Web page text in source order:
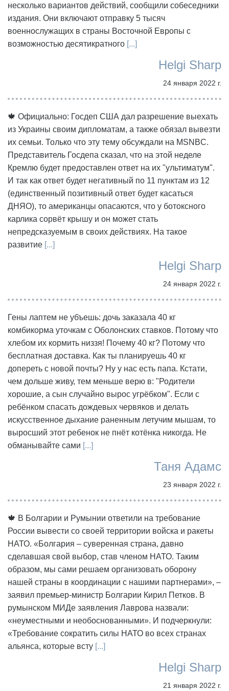
несколько вариантов действий, сообщили собеседники
издания. Они включают отправку 5 тысяч
военнослужащих в страны Восточной Европы с
возможностью десятикратного [...]
Helgi Sharp
24 января 2022 г.
🍁 Официально: Госдеп США дал разрешение выехать
из Украины своим дипломатам, а также обязал вывезти
их семьи. Только что эту тему обсуждали на MSNBC.
Представитель Госдепа сказал, что на этой неделе
Кремлю будет предоставлен ответ на их "ультиматум".
И так как ответ будет негативный по 11 пунктам из 12
(единственный позитивный ответ будет касаться
ДНЯО), то американцы опасаются, что у ботоксного
карлика сорвёт крышу и он может стать
непредсказуемым в своих действиях. На такое
развитие [...]
Helgi Sharp
24 января 2022 г.
Гены лаптем не убъешь: дочь заказала 40 кг
комбикорма уточкам с Оболонских ставков. Потому что
хлебом их кормить низзя! Почему 40 кг? Потому что
бесплатная доставка. Как ты планируешь 40 кг
допереть с новой почты? Ну у нас есть папа. Кстати,
чем дольше живу, тем меньше верю в: "Родители
хорошие, а сын случайно вырос угрёбком". Если с
ребёнком спасать дождевых червяков и делать
искусственное дыхание раненным летучим мышам, то
выросший этот ребенок не пнёт котёнка никогда. Не
обманывайте сами [...]
Таня Адамс
23 января 2022 г.
🍁 В Болгарии и Румынии ответили на требование
России вывести со своей территории войска и ракеты
НАТО. «Болгария – суверенная страна, давно
сделавшая свой выбор, став членом НАТО. Таким
образом, мы сами решаем организовать оборону
нашей страны в координации с нашими партнерами», –
заявил премьер-министр Болгарии Кирил Петков. В
румынском МИДе заявления Лаврова назвали:
«неуместными и необоснованными». И подчеркнули:
«Требование сократить силы НАТО во всех странах
альянса, которые всту [...]
Helgi Sharp
21 января 2022 г.